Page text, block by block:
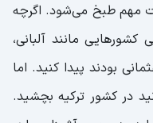
مهم طبخ می‌شود. اگرچه
کشورهایی مانند آلبانی،
بودند پیدا کنید. اما
در کشور ترکیه بچشید.‌